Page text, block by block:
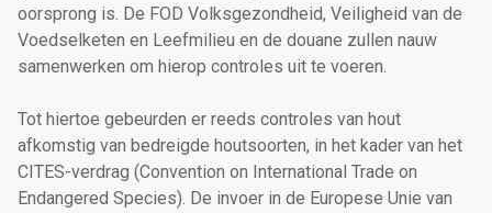
oorsprong is. De FOD Volksgezondheid, Veiligheid van de
Voedselketen en Leefmilieu en de douane zullen nauw
samenwerken om hierop controles uit te voeren.
Tot hiertoe gebeurden er reeds controles van hout
afkomstig van bedreigde houtsoorten, in het kader van het
CITES-verdrag (Convention on International Trade on
Endangered Species). De invoer in de Europese Unie van